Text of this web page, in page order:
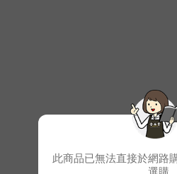
此商品已無法直接於網路
選購